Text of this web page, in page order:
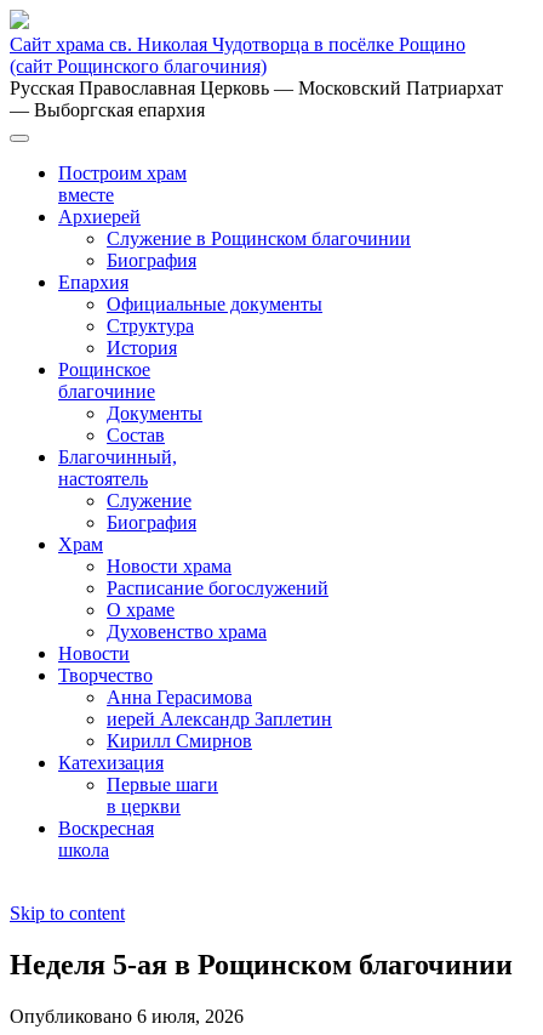
Сайт храма св. Николая Чудотворца в посёлке Рощино
(сайт Рощинского благочиния)
Русская Православная Церковь — Московский Патриархат
— Выборгская епархия
Построим храм
вместе
Архиерей
Служение в Рощинском благочинии
Биография
Епархия
Официальные документы
Структура
История
Рощинское
благочиние
Документы
Состав
Благочинный,
настоятель
Служение
Биография
Храм
Новости храма
Расписание богослужений
О храме
Духовенство храма
Новости
Творчество
Анна Герасимова
иерей Александр Заплетин
Кирилл Смирнов
Катехизация
Первые шаги
в церкви
Воскресная
школа
Skip to content
Неделя 5-ая в Рощинском благочинии
Опубликовано 6 июля, 2026